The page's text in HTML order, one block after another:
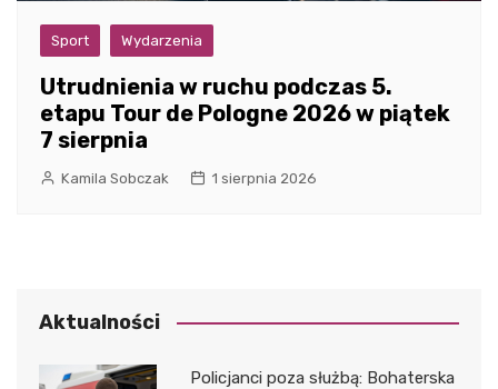
Sport Wydarzenia
Utrudnienia w ruchu podczas 5.
etapu Tour de Pologne 2026 w piątek
7 sierpnia
Kamila Sobczak 1 sierpnia 2026
Aktualności
Policjanci poza służbą: Bohaterska